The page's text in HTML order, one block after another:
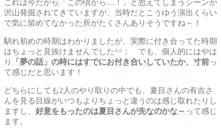
これは今だから「この頃から…！」と思えてしまうシーンが
沢山発掘されてきていますが、当時だとこうゆう演出くらい
で気に留めてなかった所がたくさんありそうですね～！
馴れ初めの時期はわかりましたが、実際に付き合ってた時期
はちょっと見抜けませんでした^^； でも、個人的にはやは
り
「夢の話」の時にはすでにお付き合いしていたか、寸前っ
て感じだと思います！
どちらにしても2人のやり取りの中でも、夏目さんの有吉さ
んを見る目線がいつもよりちょっと違うのは感じ取れたりし
ますし、 好意をもったのは夏目さんが先なのかな～ って感じ
ます。